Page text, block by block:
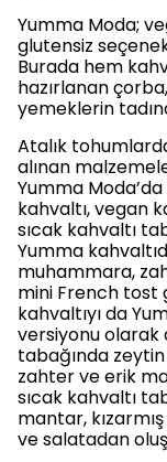
Yumma Moda;
glutensiz
Burada hem
hazırlanan
yemeklerin
Atalık
alınan
Yumma
kahvaltı, vegan
sıcak kahvaltı
Yumma
muhammara,
mini French tost
kahvaltıyı da
versiyonu olarak
tabağında
zahter ve erik
sıcak kahvaltı
mantar,
ve salatadan